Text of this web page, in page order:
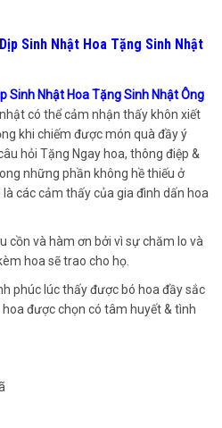
Sinh Nhật Hoa Tặng Sinh Nhật
Sinh Nhật Hoa Tặng Sinh Nhật Ông
có thể cảm nhận thấy khôn xiết
khi chiếm được món quà đầy ý
hỏi Tặng Ngay hoa, thông điệp &
những phần không hề thiếu ở
các cảm thấy của gia đình dấn hoa
cồn và hàm ơn bởi vì sự chăm lo và
hoa sẽ trao cho họ.
phúc lúc thấy được bó hoa đầy sắc
được chọn có tâm huyết & tình